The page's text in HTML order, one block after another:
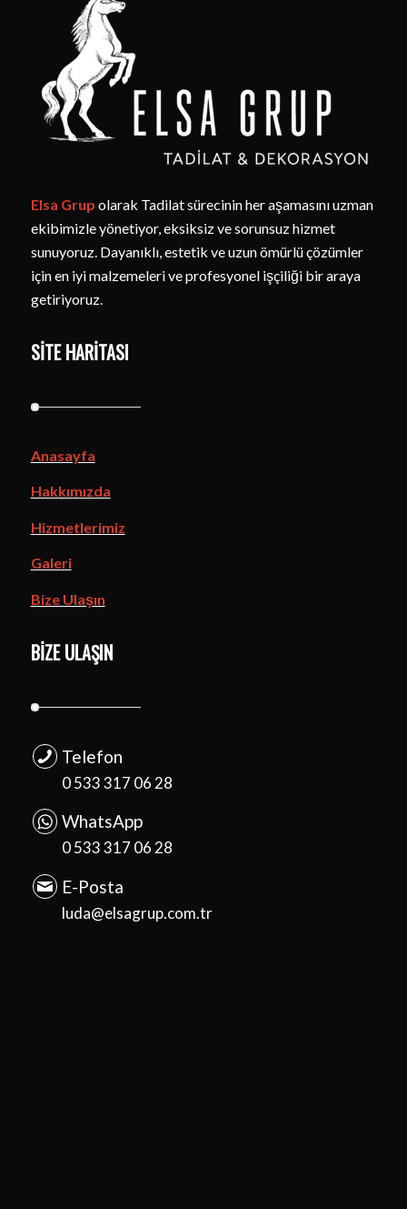
Elsa Grup olarak Tadilat sürecinin her aşamasını uzman
ekibimizle yönetiyor, eksiksiz ve sorunsuz hizmet
sunuyoruz. Dayanıklı, estetik ve uzun ömürlü çözümler
için en iyi malzemeleri ve profesyonel işçiliği bir araya
getiriyoruz.
SITE HARITASI
Anasayfa
Hakkımızda
Hizmetlerimiz
Galeri
Bize Ulaşın
BIZE ULAŞIN
Telefon
0 533 317 06 28
WhatsApp
0 533 317 06 28
E-Posta
luda@elsagrup.com.tr